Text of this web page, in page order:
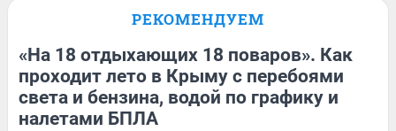
РЕКОМЕНДУЕМ
«На 18 отдыхающих 18 поваров». Как
проходит лето в Крыму с перебоями
света и бензина, водой по графику и
налетами БПЛА